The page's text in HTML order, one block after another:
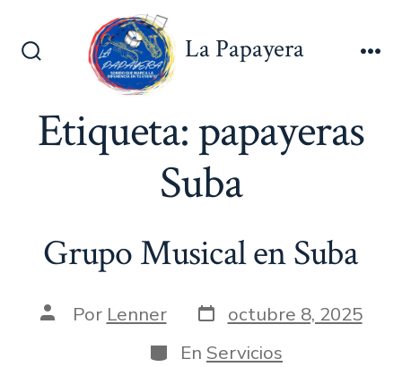
Alternar
La Papayera
Etiqueta:papayeras
Suba
Grupo Musical en Suba
AutorPor Lenner Fecha
de
publicación
octubre 8, 2025
Categorías
En Servicios